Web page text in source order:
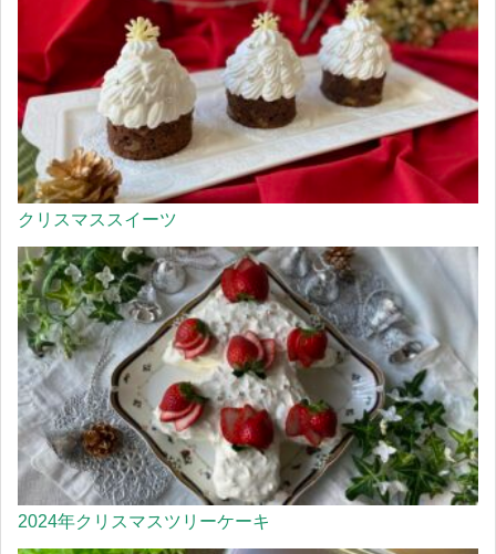
クリスマススイーツ
2024年クリスマスツリーケーキ